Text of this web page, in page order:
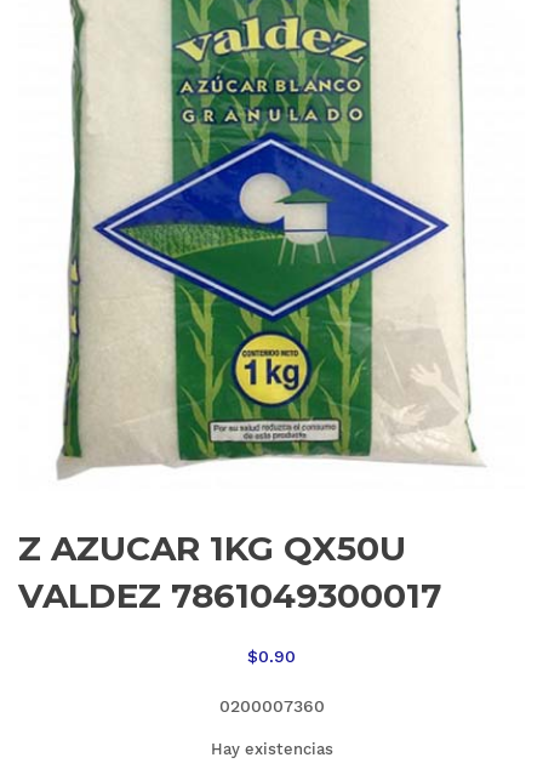
Z AZUCAR 1KG QX50U
VALDEZ 7861049300017
$0.90
0200007360
Hay existencias